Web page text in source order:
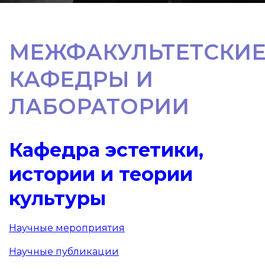
КАФЕДРЫ И
ЛАБОРАТОРИИ
Кафедра эстетики,
истории и теории
культуры
Научные мероприятия
Научные публикации